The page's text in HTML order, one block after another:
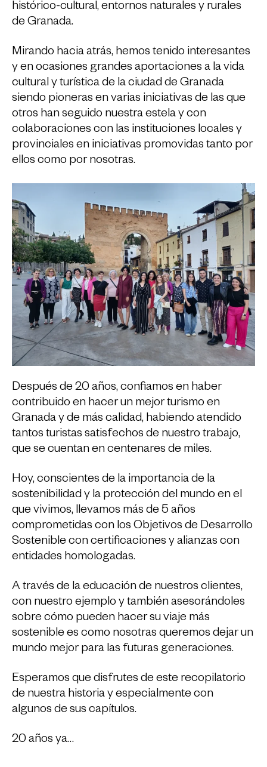
histórico-cultural, entornos naturales y rurales
de Granada.
Mirando hacia atrás, hemos tenido interesantes
y en ocasiones grandes aportaciones a la vida
cultural y turística de la ciudad de Granada
siendo pioneras en varias iniciativas de las que
otros han seguido nuestra estela y con
colaboraciones con las instituciones locales y
provinciales en iniciativas promovidas tanto por
ellos como por nosotras.
Después de 20 años, confiamos en haber
contribuido en hacer un mejor turismo en
Granada y de más calidad, habiendo atendido
tantos turistas satisfechos de nuestro trabajo,
que se cuentan en centenares de miles.
Hoy, conscientes de la importancia de la
sostenibilidad y la protección del mundo en el
que vivimos, llevamos más de 5 años
comprometidas con los Objetivos de Desarrollo
Sostenible con certificaciones y alianzas con
entidades homologadas.
A través de la educación de nuestros clientes,
con nuestro ejemplo y también asesorándoles
sobre cómo pueden hacer su viaje más
sostenible es como nosotras queremos dejar un
mundo mejor para las futuras generaciones.
Esperamos que disfrutes de este recopilatorio
de nuestra historia y especialmente con
algunos de sus capítulos.
20 años ya…